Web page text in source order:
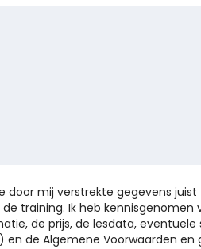
door mij verstrekte gegevens
training. Ik heb kennisgenomen
de prijs, de lesdata,
en de Algemene Voorwaarden en